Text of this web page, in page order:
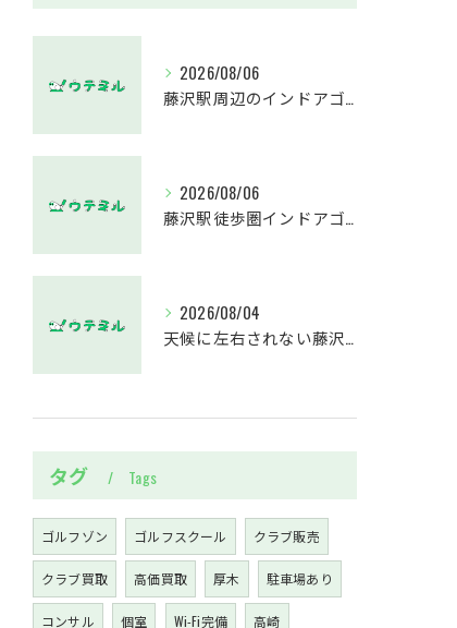
2026/08/06
藤沢駅周辺のインドアゴルフウテミルで失敗しないクラブ選び方解説
2026/08/06
藤沢駅徒歩圏インドアゴルフスクールウテミルでスカイトラックとプロのゴルフレッスンを体験する方法
2026/08/04
天候に左右されない藤沢駅のインドアゴルフホールウテミルで上達を実感する方法
タグ Tags
ゴルフゾン ゴルフスクール クラブ販売
クラブ買取 高価買取 厚木 駐車場あり
コンサル 個室 Wi-Fi完備 高崎